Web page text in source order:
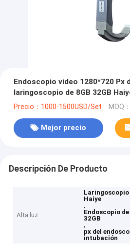
Endoscopio video 1280*720 Px
laringoscopio de 8GB 32GB
Precio：1000-1500USD/Set MOQ
Mejor precio
Descripción De Producto
Alta luz
Laringoscopio
Haiye
,
Endoscopio
32GB
,
px del
intubación